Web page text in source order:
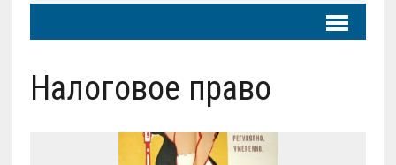
Налоговое право